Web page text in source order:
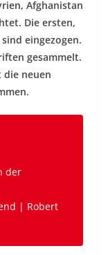
Afghanistan
Die ersten,
eingezogen.
gesammelt.
die neuen
der
| Robert